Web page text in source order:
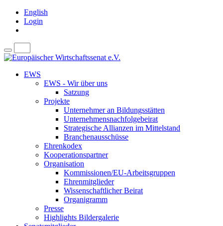
English
Login
EWS
EWS - Wir über uns
Satzung
Projekte
Unternehmer an Bildungsstätten
Unternehmensnachfolgebeirat
Strategische Allianzen im Mittelstand
Branchenausschüsse
Ehrenkodex
Kooperationspartner
Organisation
Kommissionen/EU-Arbeitsgruppen
Ehrenmitglieder
Wissenschaftlicher Beirat
Organigramm
Presse
Highlights Bildergalerie